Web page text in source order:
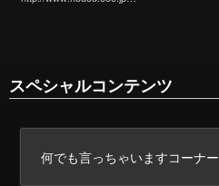
スペシャルコンテンツ
何でも言っちゃいますコーナー